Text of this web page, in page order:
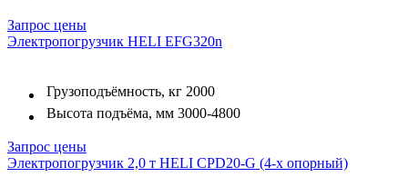
Запрос цены
Электропогрузчик HELI EFG320n
Грузоподъёмность, кг 2000
Высота подъёма, мм 3000-4800
Запрос цены
Электропогрузчик 2,0 т HELI CPD20-G (4-х опорный)